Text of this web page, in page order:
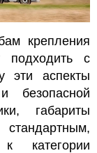
крепления
подходить с
эти аспекты
безопасной
габариты
категории